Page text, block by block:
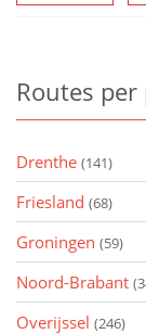
Routes per
Drenthe (141)
Friesland (68)
Groningen (59)
Noord-Brabant
Overijssel (246)